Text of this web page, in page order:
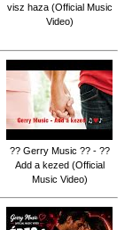
visz haza (Official Music
Video)
?? Gerry Music ?? - ??
Add a kezed (Official
Music Video)